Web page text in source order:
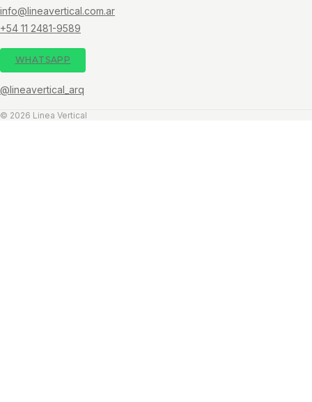
info@lineavertical.com.ar
+54 11 2481-9589
WHATSAPP
@lineavertical_arq
© 2026 Linea Vertical